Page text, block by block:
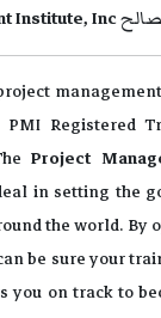
Institute, Inc.
PMI Registered
TheProject
in setting the
the world. By
be sure your
you on track to